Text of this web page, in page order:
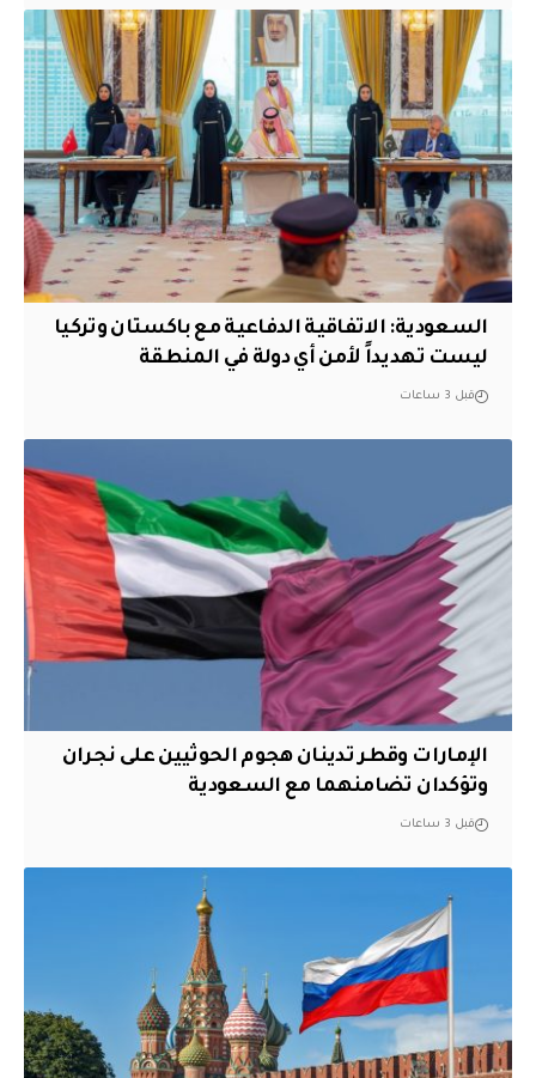
السعودية: الاتفاقية الدفاعية مع باكستان وتركيا
ليست تهديداً لأمن أي دولة في المنطقة
قبل 3 ساعات
الإمارات وقطر تدينان هجوم الحوثيين على نجران
وتؤكدان تضامنهما مع السعودية
قبل 3 ساعات